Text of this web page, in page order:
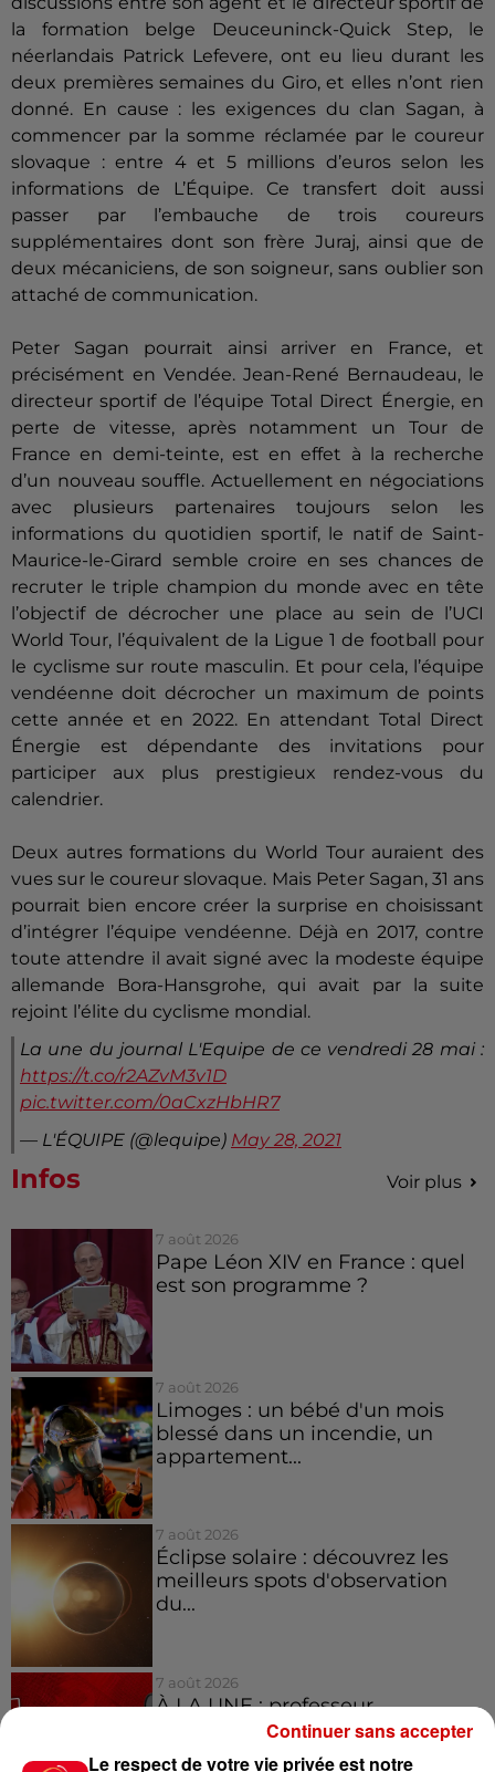
la formation belge Deuceuninck-Quick Step, le
néerlandais Patrick Lefevere, ont eu lieu durant les
deux premières semaines du Giro, et elles n’ont rien
donné. En cause : les exigences du clan Sagan, à
commencer par la somme réclamée par le coureur
slovaque : entre 4 et 5 millions d’euros selon les
informations de L’Équipe. Ce transfert doit aussi
passer par l’embauche de trois coureurs
supplémentaires dont son frère Juraj, ainsi que de
deux mécaniciens, de son soigneur, sans oublier son
attaché de communication.
Peter Sagan pourrait ainsi arriver en France, et
précisément en Vendée. Jean-René Bernaudeau, le
directeur sportif de l’équipe Total Direct Énergie, en
perte de vitesse, après notamment un Tour de
France en demi-teinte, est en effet à la recherche
d’un nouveau souffle. Actuellement en négociations
avec plusieurs partenaires toujours selon les
informations du quotidien sportif, le natif de Saint-
Maurice-le-Girard semble croire en ses chances de
recruter le triple champion du monde avec en tête
l’objectif de décrocher une place au sein de l’UCI
World Tour, l’équivalent de la Ligue 1 de football pour
le cyclisme sur route masculin. Et pour cela, l’équipe
vendéenne doit décrocher un maximum de points
cette année et en 2022. En attendant Total Direct
Énergie est dépendante des invitations pour
participer aux plus prestigieux rendez-vous du
calendrier.
Deux autres formations du World Tour auraient des
vues sur le coureur slovaque. Mais Peter Sagan, 31 ans
pourrait bien encore créer la surprise en choisissant
d’intégrer l’équipe vendéenne. Déjà en 2017, contre
toute attendre il avait signé avec la modeste équipe
allemande Bora-Hansgrohe, qui avait par la suite
rejoint l’élite du cyclisme mondial.
La une du journal L'Equipe de ce vendredi 28 mai :
https://t.co/r2AZvM3v1D
pic.twitter.com/0aCxzHbHR7
— L'ÉQUIPE (@lequipe) May 28, 2021
Infos Voir plus
7 août 2026
Pape Léon XIV en France : quel
est son programme ?
7 août 2026
Limoges : un bébé d'un mois
blessé dans un incendie, un
appartement...
7 août 2026
Éclipse solaire : découvrez les
meilleurs spots d'observation
du...
7 août 2026
À LA UNE : professeur
condamné, repreneurs pour
Le respect de votre vie privée est notre
Continuer sans accepter